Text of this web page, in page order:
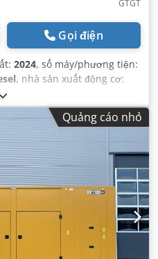
GTGT
Gọi điện
2024, số máy/phương tiện:
, nhà sản xuất động cơ:
Quảng cáo nhỏ